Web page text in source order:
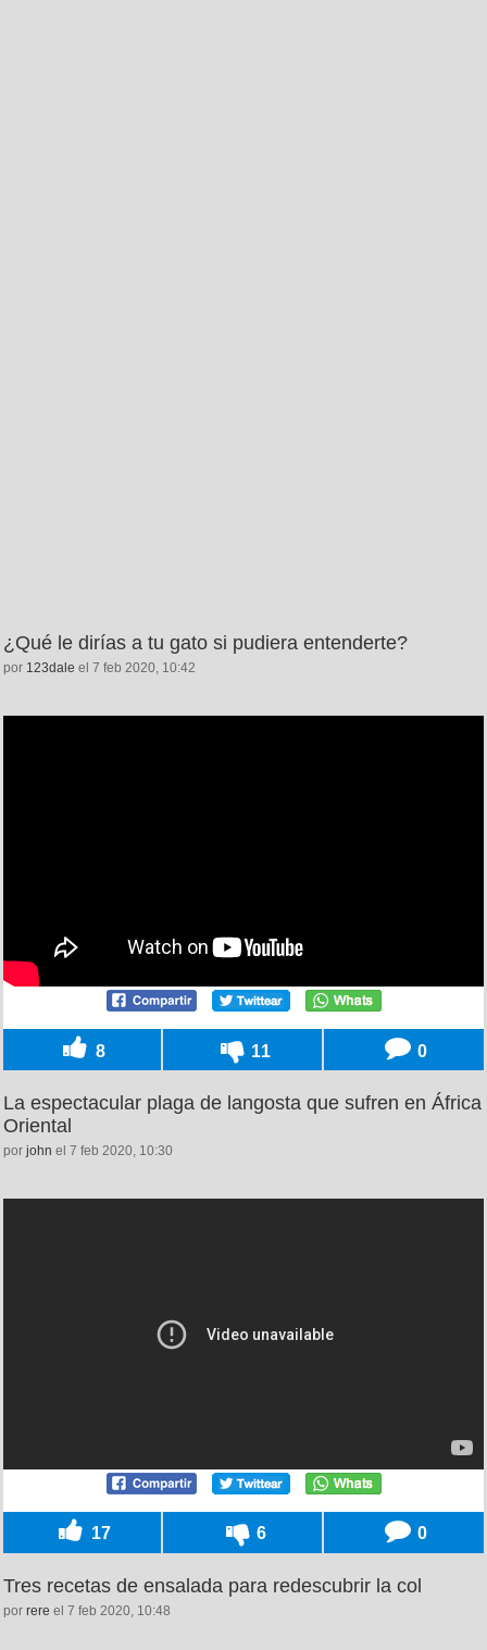
¿Qué le dirías a tu gato si pudiera entenderte?
por 123dale el 7 feb 2020, 10:42
8 11 0
La espectacular plaga de langosta que sufren en África
Oriental
por john el 7 feb 2020, 10:30
17 6 0
Tres recetas de ensalada para redescubrir la col
por rere el 7 feb 2020, 10:48